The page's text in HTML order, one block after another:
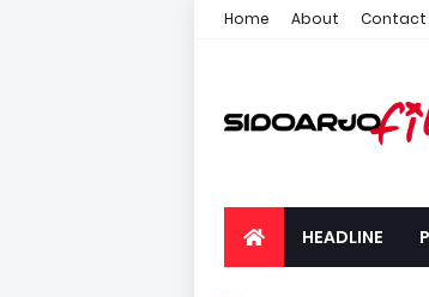
Home About Contact
HEADLINE